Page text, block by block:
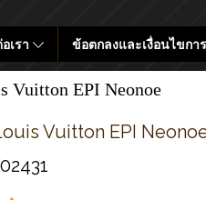
เรา ข้อตกลงและเงื่อนไขกา
Vuitton​ EPI​ Neonoe
Vuitton​ EPI​